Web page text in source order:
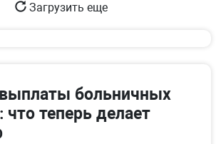
Загрузить еще
больничных
что теперь делает